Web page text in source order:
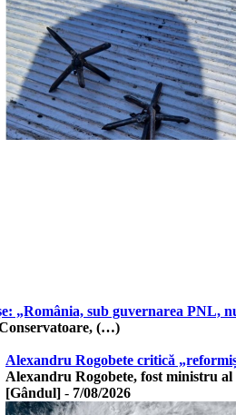
sub guvernarea PNL,
(…)
Alexandru Rogobete critică
Alexandru Rogobete, fost ministru
[Gândul] - 7/08/2026